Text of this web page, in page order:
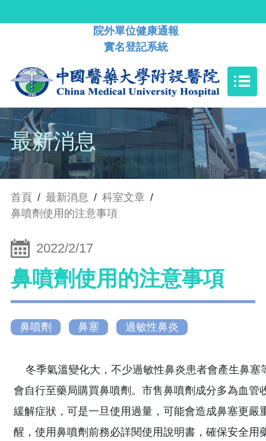
院外單位健康通報
實名登記系統
最新消息
首頁 / 最新消息 / 科室文章 /
鼻噴劑使用的注意事項
2022/2/17
鼻噴劑使用的注意事項
鼻噴劑 鼻塞 過敏性鼻炎
冬季氣溫變化大，不少過敏性鼻炎患者會產生鼻塞
會自行至藥局購買鼻噴劑。市售鼻噴劑成分多為血管
緩解症狀，可是一旦使用過量，可能會造成鼻塞更嚴
醒，使用鼻噴劑前務必詳閱使用說明書，確保安全用